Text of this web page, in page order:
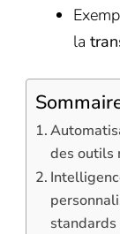
la
des outils
standards